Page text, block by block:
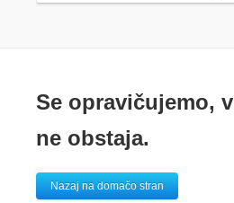
Se opravičujemo,
ne obstaja.
Nazaj na domačo stran